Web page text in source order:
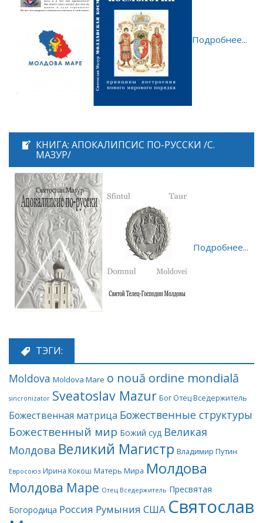
Подробнее...
КНИГА: АПОКАЛИПСИС ПО-РУССКИ /С.
МАЗУР/
Подробнее...
ТЭГИ:
Moldova Moldova Mare o nouă ordine mondială
sincronizator Sveatoslav Mazur Бог Отец Вседержитель
Божественная матрица Божественные структуры
Божественный мир Божий суд Великая
Молдова Великий Магистр Владимир Путин
Евросоюз Ирина Кокош Матерь Мира Молдова
Молдова Маре Отец Вседержитель Пресвятая
Богородица Россия Румыния США Святослав